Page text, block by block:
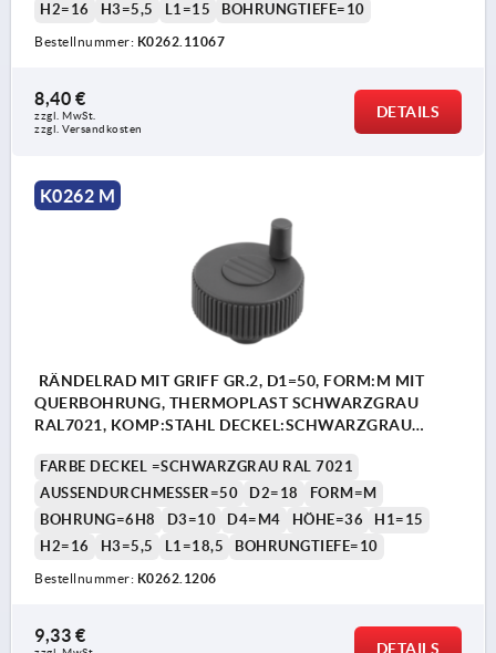
H2=16
H3=5,5 L1=15 BOHRUNGTIEFE=10
Bestellnummer: K0262.11067
8,40 €
zzgl. MwSt.
zzgl. Versandkosten
DETAILS
K0262 M
RÄNDELRAD MIT GRIFF GR.2, D1=50, FORM:M MIT
QUERBOHRUNG, THERMOPLAST SCHWARZGRAU
RAL7021, KOMP:STAHL DECKEL:SCHWARZGRAU
FARBE DECKEL =SCHWARZGRAU RAL 7021
AUSSENDURCHMESSER=50
D2=18
FORM=M
BOHRUNG=6H8
D3=10 D4=M4 HÖHE=36
H1=15
H2=16
H3=5,5 L1=18,5 BOHRUNGTIEFE=10
Bestellnummer: K0262.1206
9,33 €
DETAILS